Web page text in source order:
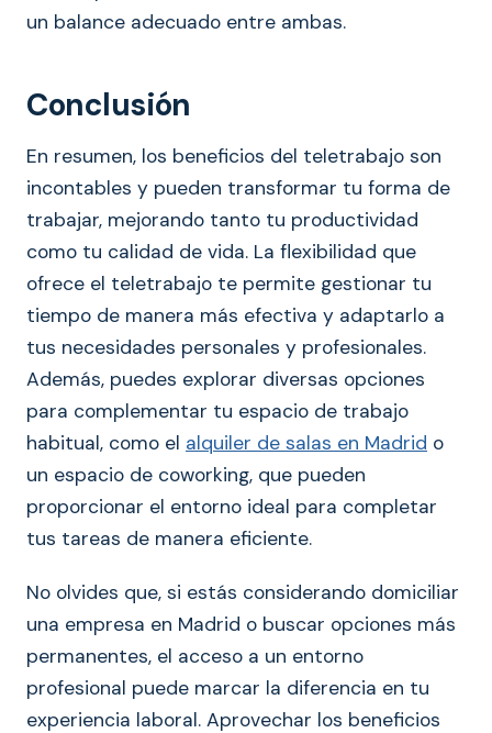
un balance adecuado entre ambas.
Conclusión
En resumen, los beneficios del teletrabajo son
incontables y pueden transformar tu forma de
trabajar, mejorando tanto tu productividad
como tu calidad de vida. La flexibilidad que
ofrece el teletrabajo te permite gestionar tu
tiempo de manera más efectiva y adaptarlo a
tus necesidades personales y profesionales.
Además, puedes explorar diversas opciones
para complementar tu espacio de trabajo
habitual, como el alquiler de salas en Madrid o
un espacio de coworking, que pueden
proporcionar el entorno ideal para completar
tus tareas de manera eficiente.
No olvides que, si estás considerando domiciliar
una empresa en Madrid o buscar opciones más
permanentes, el acceso a un entorno
profesional puede marcar la diferencia en tu
experiencia laboral. Aprovechar los beneficios